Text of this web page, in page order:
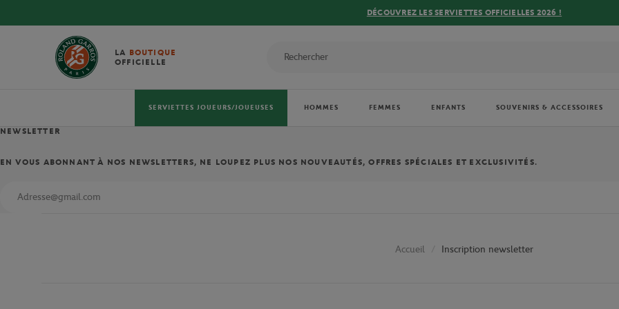
DÉCOUVREZ LES SERVIETTES OFFICIELLES 2026 !
LA BOUTIQUE
OFFICIELLE
SERVIETTES JOUEURS/JOUEUSES HOMMES FEMMES ENFANTS SOUVENIRS & ACCESSOIRES
NEWSLETTER
EN VOUS ABONNANT À NOS NEWSLETTERS, NE LOUPEZ PLUS NOS NOUVEAUTÉS, OFFRES SPÉCIALES ET EXCLUSIVITÉS.
Je souhaite recevoir en avant-premières les offres et bons plans de la FFT (Roland-Garros, Rolex Paris Masters, etc.).
Accueil Inscription newsletter